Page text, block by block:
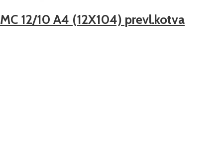
12/10 A4 (12X104) prevl.kotva